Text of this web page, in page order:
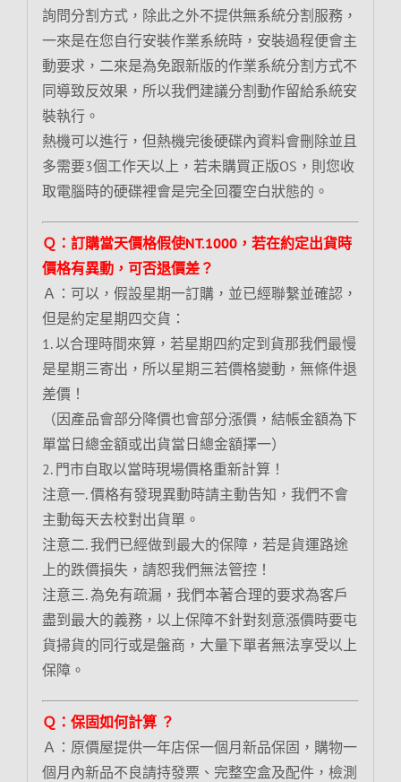
詢問分割方式，除此之外不提供無系統分割服務，
一來是在您自行安裝作業系統時，安裝過程便會主
動要求，二來是為免跟新版的作業系統分割方式不
同導致反效果，所以我們建議分割動作留給系統安
裝執行。
熱機可以進行，但熱機完後硬碟內資料會刪除並且
多需要3個工作天以上，若未購買正版OS，則您收
取電腦時的硬碟裡會是完全回覆空白狀態的。
Ｑ：訂購當天價格假使NT.1000，若在約定出貨時
價格有異動，可否退價差？
Ａ：可以，假設星期一訂購，並已經聯繫並確認，
但是約定星期四交貨：
1. 以合理時間來算，若星期四約定到貨那我們最慢
是星期三寄出，所以星期三若價格變動，無條件退
差價！
（因產品會部分降價也會部分漲價，結帳金額為下
單當日總金額或出貨當日總金額擇一）
2. 門市自取以當時現場價格重新計算！
注意一. 價格有發現異動時請主動告知，我們不會
主動每天去校對出貨單。
注意二. 我們已經做到最大的保障，若是貨運路途
上的跌價損失，請恕我們無法管控！
注意三. 為免有疏漏，我們本著合理的要求為客戶
盡到最大的義務，以上保障不針對刻意漲價時要屯
貨掃貨的同行或是盤商，大量下單者無法享受以上
保障。
Ｑ：保固如何計算 ？
Ａ：原價屋提供一年店保一個月新品保固，購物一
個月內新品不良請持發票、完整空盒及配件，檢測